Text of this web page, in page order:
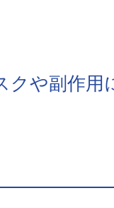
クや副作用